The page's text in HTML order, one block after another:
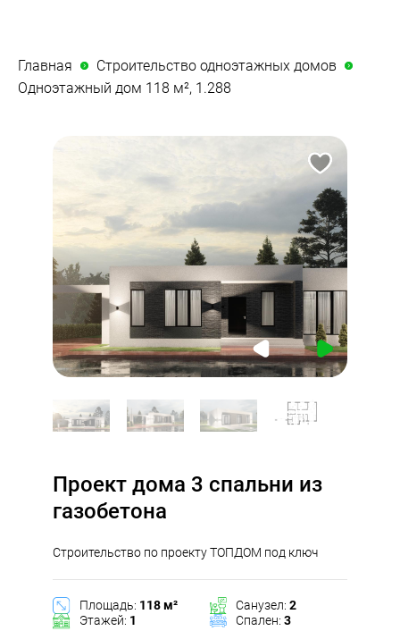
Главная
Строительство одноэтажных домов
Одноэтажный дом 118 м², 1.288
Проект дома 3 спальни из
газобетона
Строительство по проекту ТОПДОМ под ключ
Площадь: 118 м² Санузел: 2
Этажей: 1 Спален: 3